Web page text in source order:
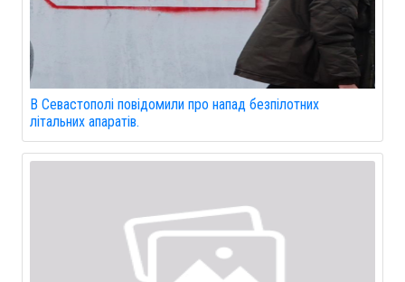
В Севастополі повідомили про напад безпілотних
літальних апаратів.